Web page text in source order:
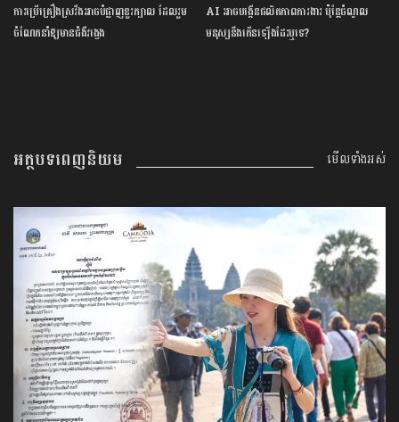
ការ​ប្រើគ្រឿង​ស្រវឹង​អាចបំផ្លាញ​ខួរក្បាល ដែល​រួម
ចំណែក​នាំឱ្យ​មាន​ជំងឺ​វង្វេង
AI អាចបង្កើនផលិតភាពការងារ ប៉ុន្តែចំណូល
មនុស្សនឹងកើនឡើងដែរឬទេ?
អត្ថបទពេញនិយម មើលទាំងអស់